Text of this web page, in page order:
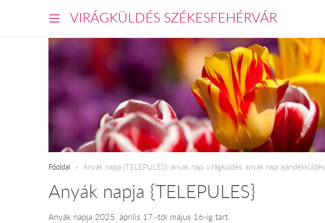
VIRÁGKÜLDÉS SZÉKESFEHÉRVÁR
Főoldal ​Anyák napja {TELEPULES}, anyák napi virágküldés, anyák napi ajándékküldés
Anyák napja {TELEPULES}
Anyák napja 2025. április 17.-től május 16-ig tart.